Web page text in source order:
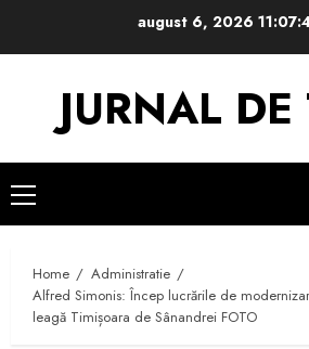
august 6, 2026
JURNAL
Primary
Menu
Home
Administratie
Alfred Simonis: Încep lucrările de
leagă Timișoara de Sânandrei FOTO